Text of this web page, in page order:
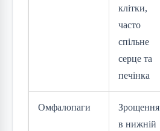
клітки,
часто
спільне
серце та
печінка
Омфалопаги
Зрощення
в нижній